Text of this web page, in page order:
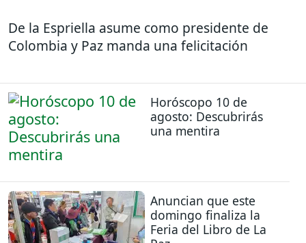
De la Espriella asume como presidente de
Colombia y Paz manda una felicitación
Horóscopo 10 de
agosto: Descubrirás
una mentira
Anuncian que este
domingo finaliza la
Feria del Libro de La